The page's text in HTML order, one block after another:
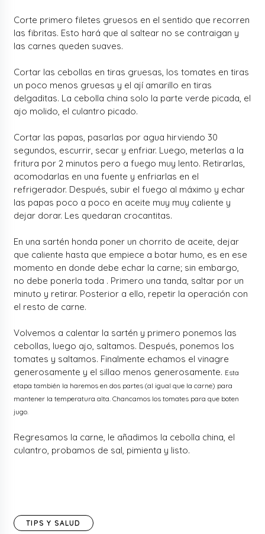
Corte primero filetes gruesos en el sentido que recorren
las fibritas. Esto hará que al saltear no se contraigan y
las carnes queden suaves.
Cortar las cebollas en tiras gruesas, los tomates en tiras
un poco menos gruesas y el ají amarillo en tiras
delgaditas. La cebolla china solo la parte verde picada, el
ajo molido, el culantro picado.
Cortar las papas, pasarlas por agua hirviendo 30
segundos, escurrir, secar y enfriar. Luego, meterlas a la
fritura por 2 minutos pero a fuego muy lento. Retirarlas,
acomodarlas en una fuente y enfriarlas en el
refrigerador. Después, subir el fuego al máximo y echar
las papas poco a poco en aceite muy muy caliente y
dejar dorar. Les quedaran crocantitas.
En una sartén honda poner un chorrito de aceite, dejar
que caliente hasta que empiece a botar humo, es en ese
momento en donde debe echar la carne; sin embargo,
no debe ponerla toda . Primero una tanda, saltar por un
minuto y retirar. Posterior a ello, repetir la operación con
el resto de carne.
Volvemos a calentar la sartén y primero ponemos las
cebollas, luego ajo, saltamos. Después, ponemos los
tomates y saltamos. Finalmente echamos el vinagre
generosamente y el sillao menos generosamente. Esta
etapa también la haremos en dos partes (al igual que la carne) para
mantener la temperatura alta. Chancamos los tomates para que boten
jugo.
Regresamos la carne, le añadimos la cebolla china, el
culantro, probamos de sal, pimienta y listo.
TIPS Y SALUD